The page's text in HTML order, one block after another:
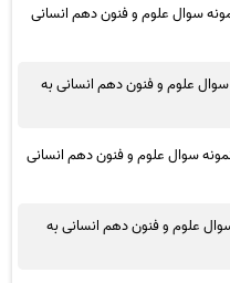
سوال علوم و فنون دهم انسانی
علوم و فنون دهم انسانی به
سوال علوم و فنون دهم انسانی
علوم و فنون دهم انسانی به